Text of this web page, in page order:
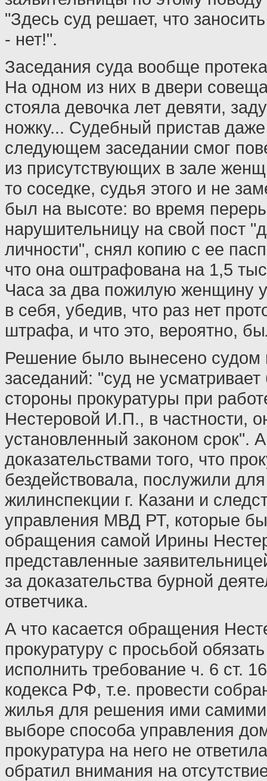
"Здесь суд решает, что
- нет!".
Заседания суда вообще
На одном из них в двери
стояла девочка лет девяти,
ножку... Судебный пристав
следующем заседании смог
из присутствующих в зале
то соседке, судья этого и не
был на высоте: во время
нарушительницу на свой пост
личности", снял копию с ее
что она оштрафована на 1,5
Часа за два пожилую женщину
в себя, убедив, что раз нет
штрафа, и что это, вероятно,
Решение было вынесено судом
заседаний: "суд не усматривает
стороны прокуратуры при
Нестеровой И.П., в частности,
установленный законом срок". А
доказательствами того, что
бездействовала, послужили
жилинспекции г. Казани и
управления МВД РТ, которые
обращения самой Ирины
представленные
за доказательства бурной
ответчика.
А что касается обращения
прокуратуру с просьбой
исполнить требование ч. 6 ст.
кодекса РФ, т.е. провести
жилья для решения ими
выборе способа управления
прокуратура на него не
обратил внимания на